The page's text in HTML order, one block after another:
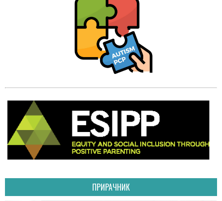
ПРИРАЧНИК